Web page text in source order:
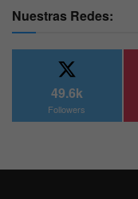
Nuestras Redes:
49.6k
Followers